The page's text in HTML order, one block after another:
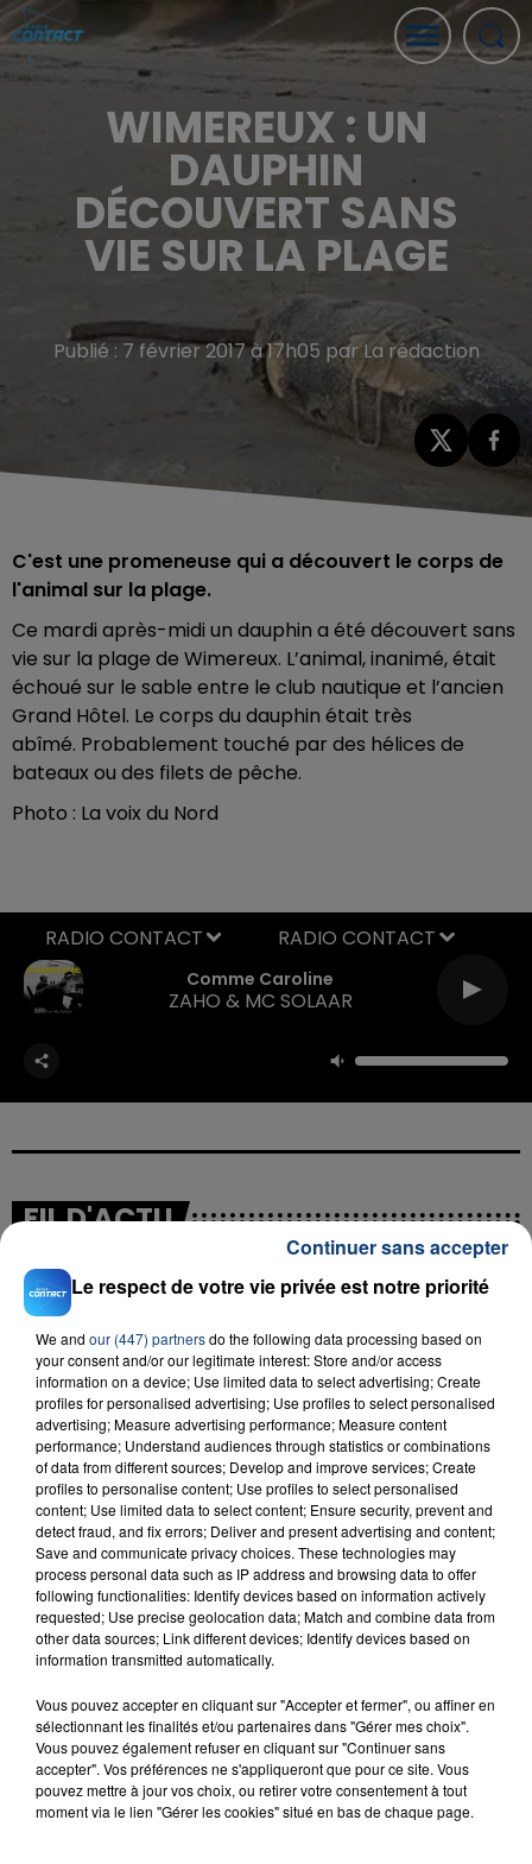
WIMEREUX : UN
DAUPHIN
DÉCOUVERT SANS
VIE SUR LA PLAGE
Publié : 7 février 2017 à 17h05 par La rédaction
C'est une promeneuse qui a découvert le corps de
l'animal sur la plage.
Ce mardi après-midi un dauphin a été découvert sans
vie sur la plage de Wimereux. L’animal, inanimé, était
échoué sur le sable entre le club nautique et l’ancien
Grand Hôtel. Le corps du dauphin était très
abîmé. Probablement touché par des hélices de
bateaux ou des filets de pêche.
Photo : La voix du Nord
Comme Caroline
ZAHO & MC SOLAAR
RADIO CONTACT
FIL D'ACTU
23 juillet 2026
INCENDIE MORTEL À LENS : UNE FEMME ET
SON BÉBÉ ENTRE LA VIE ET LA...
Un homme s'est immolé par le feu après avoir
aspergé sa compagne et leur bébé de trois mois
d'un liquide inflammable.
20 juillet 2026
UNE ADOLESCENTE DEVANT SE FAIRE
OPÉRER DE LA CHEVILLE RESSORT DE LA...
La famille a porté plainte contre la clinique qui a
Le respect de votre vie privée est notre priorité
We and our (447) partnersdo the following data processing based on
your consent and/or our legitimate interest: Store and/or access
information on a device; Use limited data to select advertising; Create
profiles for personalised advertising; Use profiles to select personalised
advertising; Measure advertising performance; Measure content
performance; Understand audiences through statistics or combinations
of data from different sources; Develop and improve services; Create
profiles to personalise content; Use profiles to select personalised
content; Use limited data to select content; Ensure security, prevent and
detect fraud, and fix errors; Deliver and present advertising and content;
Save and communicate privacy choices. These technologies may
process personal data such as IP address and browsing data to offer
following functionalities: Identify devices based on information actively
requested; Use precise geolocation data; Match and combine data from
other data sources; Link different devices; Identify devices based on
information transmitted automatically.
Vous pouvez accepter en cliquant sur "Accepter et fermer", ou affiner en
sélectionnant les finalités et/ou partenaires dans "Gérer mes choix".
Vous pouvez également refuser en cliquant sur "Continuer sans
accepter". Vos préférences ne s'appliqueront que pour ce site. Vous
pouvez mettre à jour vos choix, ou retirer votre consentement à tout
moment via le lien "Gérer les cookies" situé en bas de chaque page.
Continuer sans accepter